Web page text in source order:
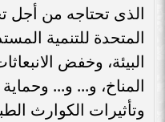
الذى تحتاجه من أجل
البيئة، وخفض
المناخ، و... و...
وتأثيرات الكوارث